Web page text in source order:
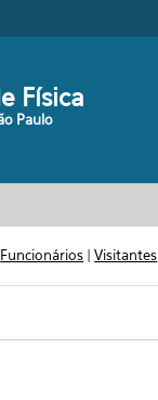
Física
Paulo
Funcionários |Visitantes